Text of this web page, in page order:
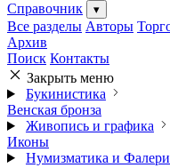
Справочник
▾
Все разделы Авторы
Архив
Поиск Контакты
Закрыть меню
Букинистика
Венская бронза
Живопись и графика
Иконы
Нумизматика и